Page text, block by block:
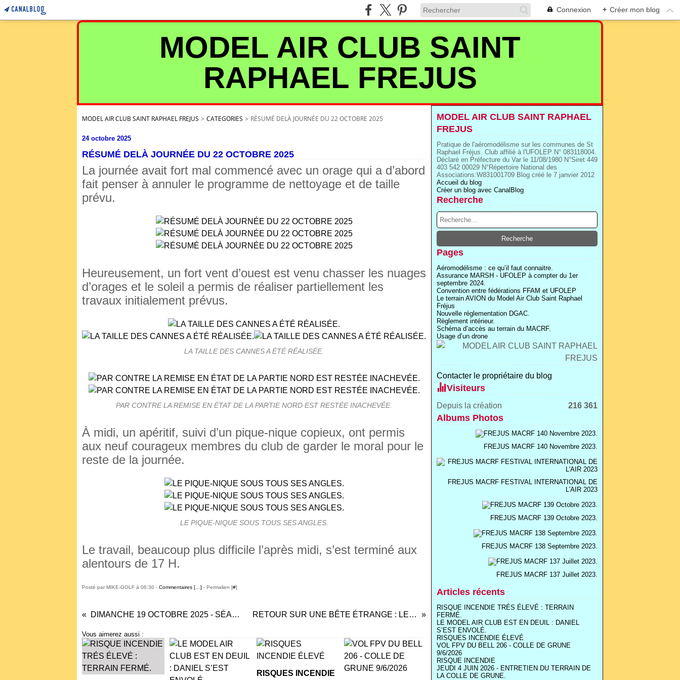
Connexion + Créer mon blog
MODEL AIR CLUB SAINT
RAPHAEL FREJUS
MODEL AIR CLUB SAINT RAPHAEL FREJUS > CATEGORIES > RÉSUMÉ DELÀ JOURNÉE DU 22 OCTOBRE 2025
24 octobre 2025
RÉSUMÉ DELÀ JOURNÉE DU 22 OCTOBRE 2025
La journée avait fort mal commencé avec un orage qui a d’abord
fait penser à annuler le programme de nettoyage et de taille
prévu.
Heureusement, un fort vent d’ouest est venu chasser les nuages
d’orages et le soleil a permis de réaliser partiellement les
travaux initialement prévus.
LA TAILLE DES CANNES A ÉTÉ RÉALISÉE.
PAR CONTRE LA REMISE EN ÉTAT DE LA PARTIE NORD EST RESTÉE INACHEVÉE.
À midi, un apéritif, suivi d’un pique-nique copieux, ont permis
aux neuf courageux membres du club de garder le moral pour le
reste de la journée.
LE PIQUE-NIQUE SOUS TOUS SES ANGLES.
Le travail, beaucoup plus difficile l’après midi, s’est terminé aux
alentours de 17 H.
Posté par MIKE-GOLF à 06:30 - Commentaires [ ] - Permalien [#]
DIMANCHE 19 OCTOBRE 2025 - SÉANCE DE VOL. RETOUR SUR UNE BÊTE ÉTRANGE : LE GEE BEE R1
Vous aimerez aussi :
RISQUES INCENDIE
MODEL AIR CLUB SAINT RAPHAEL
FREJUS
Pratique de l'aéromodélisme sur les communes de St
Raphael Fréjus. Club affilié à l'UFOLEP N° 083118004.
Déclaré en Préfecture du Var le 11/08/1980 N°Siret 449
403 542 00029 N°Répertoire National des
Associations:W831001709 Blog créé le 7 janvier 2012
Accueil du blog
Créer un blog avec CanalBlog
Recherche
Pages
Aéromodélisme : ce qu’il faut connaitre.
Assurance MARSH - UFOLEP à compter du 1er
septembre 2024.
Convention entre fédérations FFAM et UFOLEP
Le terrain AVION du Model Air Club Saint Raphael
Fréjus
Nouvelle réglementation DGAC.
Règlement intérieur.
Schéma d’accès au terrain du MACRF.
Usage d’un drone
Contacter le propriétaire du blog
Visiteurs
Depuis la création 216 361
Albums Photos
FREJUS MACRF 140 Novembre 2023.
FREJUS MACRF FESTIVAL INTERNATIONAL DE
L'AIR 2023
FREJUS MACRF 139 Octobre 2023.
FREJUS MACRF 138 Septembre 2023.
FREJUS MACRF 137 Juillet 2023.
Articles récents
RISQUE INCENDIE TRÉS ÉLEVÉ : TERRAIN
FERMÉ.
LE MODEL AIR CLUB EST EN DEUIL : DANIEL
S’EST ENVOLÉ.
RISQUES INCENDIE ÉLEVÉ
VOL FPV DU BELL 206 - COLLE DE GRUNE
9/6/2026
RISQUE INCENDIE
JEUDI 4 JUIN 2026 - ENTRETIEN DU TERRAIN DE
LA COLLE DE GRUNE.